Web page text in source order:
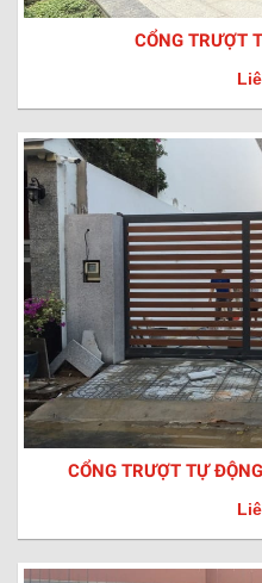
CỔNG TRƯỢT
CỔNG TRƯỢT TỰ